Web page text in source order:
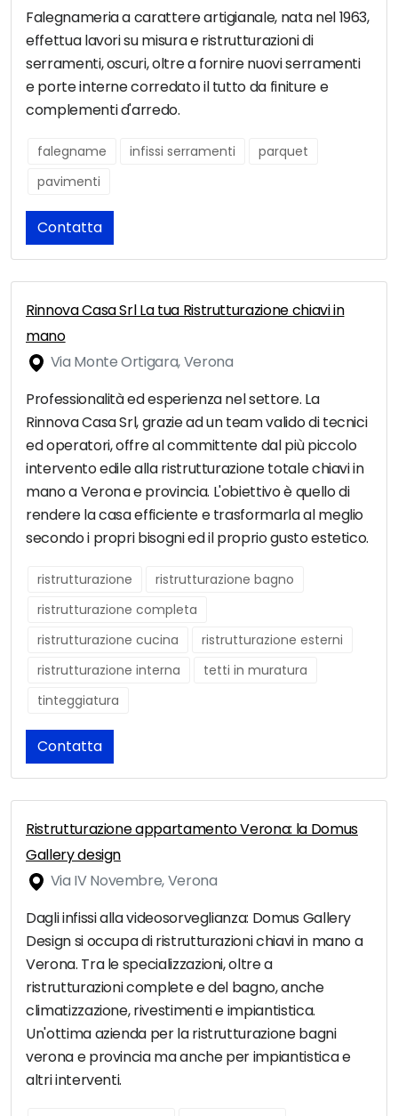
Falegnameria a carattere artigianale, nata nel 1963,
effettua lavori su misura e ristrutturazioni di
serramenti, oscuri, oltre a fornire nuovi serramenti
e porte interne corredato il tutto da finiture e
complementi d'arredo.
falegname infissi serramenti
parquet
pavimenti
Contatta
Rinnova Casa Srl La tua Ristrutturazione chiavi in
mano
Via Monte Ortigara, Verona
Professionalità ed esperienza nel settore. La
Rinnova Casa Srl, grazie ad un team valido di tecnici
ed operatori, offre al committente dal più piccolo
intervento edile alla ristrutturazione totale chiavi in
mano a Verona e provincia. L'obiettivo è quello di
rendere la casa efficiente e trasformarla al meglio
secondo i propri bisogni ed il proprio gusto estetico.
ristrutturazione
ristrutturazione bagno
ristrutturazione completa
ristrutturazione cucina
ristrutturazione esterni
ristrutturazione interna
tetti in muratura
tinteggiatura
Contatta
Ristrutturazione appartamento Verona: la Domus
Gallery design
Via IV Novembre, Verona
Dagli infissi alla videosorveglianza: Domus Gallery
Design si occupa di ristrutturazioni chiavi in mano a
Verona. Tra le specializzazioni, oltre a
ristrutturazioni complete e del bagno, anche
climatizzazione, rivestimenti e impiantistica.
Un'ottima azienda per la ristrutturazione bagni
verona e provincia ma anche per impiantistica e
altri interventi.